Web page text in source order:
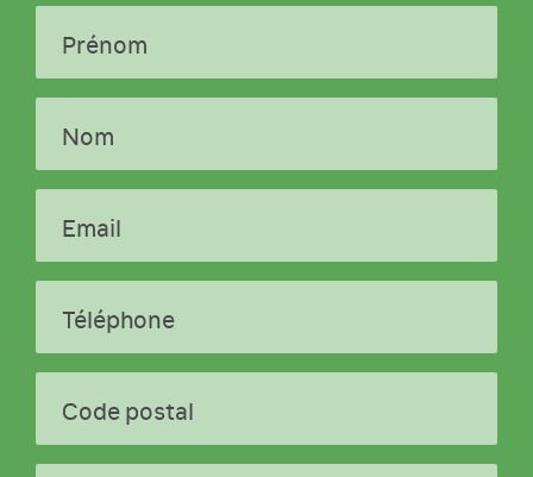
Prénom
Nom
Email
Téléphone
Code postal